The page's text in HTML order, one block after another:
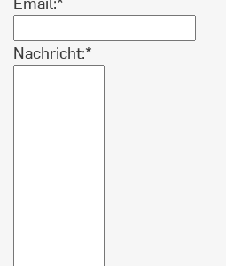
Nachricht:*